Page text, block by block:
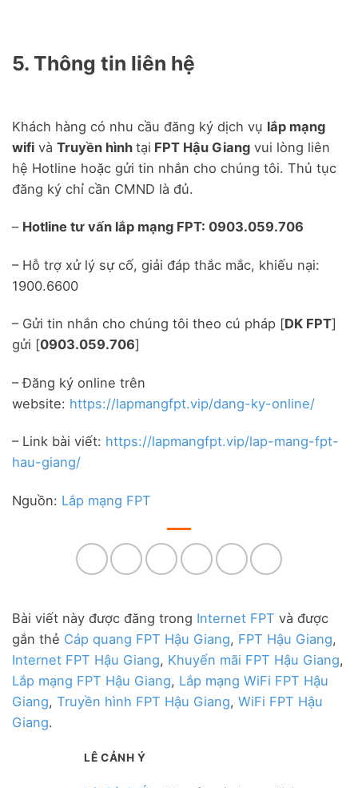
5. Thông tin liên hệ
Khách hàng có nhu cầu đăng ký dịch vụ lắp mạng
wifi và Truyền hình tại FPT Hậu Giang vui lòng liên
hệ Hotline hoặc gửi tin nhắn cho chúng tôi. Thủ tục
đăng ký chỉ cần CMND là đủ.
– Hotline tư vấn lắp mạng FPT: 0903.059.706
– Hỗ trợ xử lý sự cố, giải đáp thắc mắc, khiếu nại:
1900.6600
– Gửi tin nhắn cho chúng tôi theo cú pháp [DK FPT]
gửi [0903.059.706]
– Đăng ký online trên
website: https://lapmangfpt.vip/dang-ky-online/
– Link bài viết: https://lapmangfpt.vip/lap-mang-fpt-
hau-giang/
Nguồn: Lắp mạng FPT
Bài viết này được đăng trong Internet FPT và được
gắn thẻ Cáp quang FPT Hậu Giang, FPT Hậu Giang,
Internet FPT Hậu Giang, Khuyến mãi FPT Hậu Giang,
Lắp mạng FPT Hậu Giang, Lắp mạng WiFi FPT Hậu
Giang, Truyền hình FPT Hậu Giang, WiFi FPT Hậu
Giang.
LÊ CẢNH Ý